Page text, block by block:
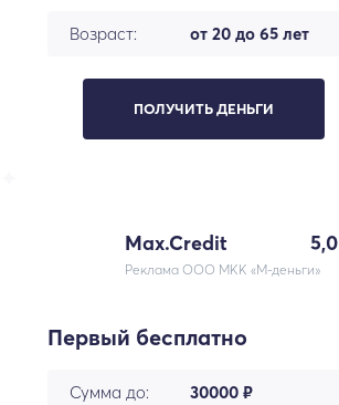
Возраст: от 20 до 65 лет
ПОЛУЧИТЬ ДЕНЬГИ
Max.Credit 5,0
Реклама ООО МКК «М-деньги»
Первый бесплатно
Сумма до: 30000 ₽